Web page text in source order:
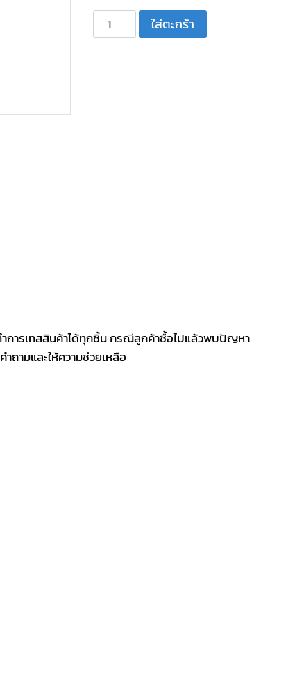
จำนวน
C
ใส่ตะกร้า
ำการเทสสินค้าได้ทุกชิ้น กรณีลูกค้าซื้อไปแล้วพบปัญหา
ามและให้ความช่วยเหลือ